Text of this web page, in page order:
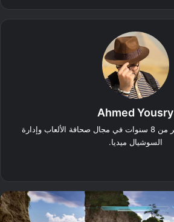
Ahmed Yousry
كاتب ومُترجم. خبرة أكثر من 8 سنوات في مجال صحافة الألعاب وإدارة
السوشيال ميديا.